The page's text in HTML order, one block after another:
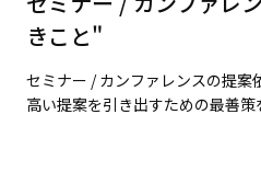
きこと"
セミナー / カンファレンスの提案
高い提案を引き出すための最善策